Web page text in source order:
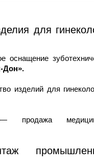
для
оснащение
Дон».
изделий для